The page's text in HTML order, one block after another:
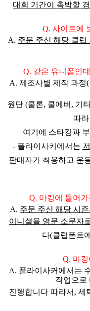
대회 기간이 촉박할
Q. 사이트에
A. 주문 주신 해당 클럽
Q. 같은 유니폼인
A. 제조사별 제작 과정
원단 (쿨론, 쿨에버, 기
따
여기에 스타킹과
- 플라이사커에서는
판매자가 착용하고 운
Q. 마킹에 들어
A. 주문 주신 해당 시
이니셜을 영문 소문자
다(클럽폰트
Q. 마
A. 플라이사커에서는
작업으로
진행합니다 따라서, 세